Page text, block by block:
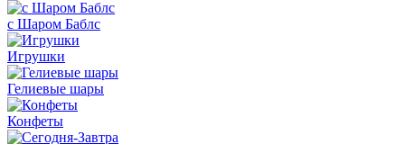
с Шаром Баблс
Игрушки
Гелиевые шары
Конфеты